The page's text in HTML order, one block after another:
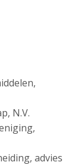
N.V.
advies